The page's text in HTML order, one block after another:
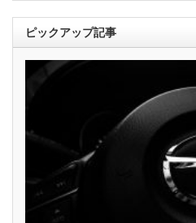
ピックアップ記事